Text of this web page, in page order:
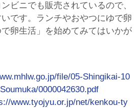
ビニでも販売されているので、
です。ランチやおやつにゆで卵
卵生活」を始めてみてはいかが
file/05-Shingikai-10
0000042630.pdf
www.tyojyu.or.jp/net/kenkou-ty